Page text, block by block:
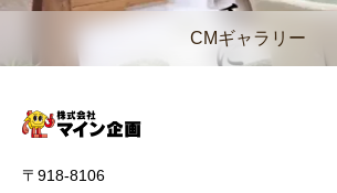
CMギャラリー
〒918-8106